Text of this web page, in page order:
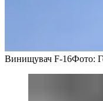
Винищувач F-16Фото: